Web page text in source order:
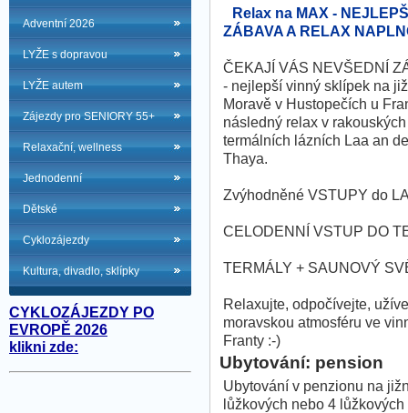
Adventní 2026
LYŽE s dopravou
LYŽE autem
Zájezdy pro SENIORY 55+
Relaxační, wellness
Jednodenní
Dětské
Cyklozájezdy
Kultura, divadlo, sklípky
CYKLOZÁJEZDY PO
EVROPĚ 2026
klikni zde:
Relax na MAX -
ZÁBAVA A RELAX
ČEKAJÍ VÁS NEVŠEDNÍ
- nejlepší vinný sklípek na
Moravě v Hustopečích u
následný relax v rakouských
termálních lázních Laa an
Thaya.
Zvýhodněné VSTUPY do
CELODENNÍ VSTUP DO
TERMÁLY + SAUNOVÝ
Relaxujte, odpočívejte,
moravskou atmosféru ve
Franty :-)
Ubytování: pension
Ubytování v penzionu na
lůžkových nebo 4